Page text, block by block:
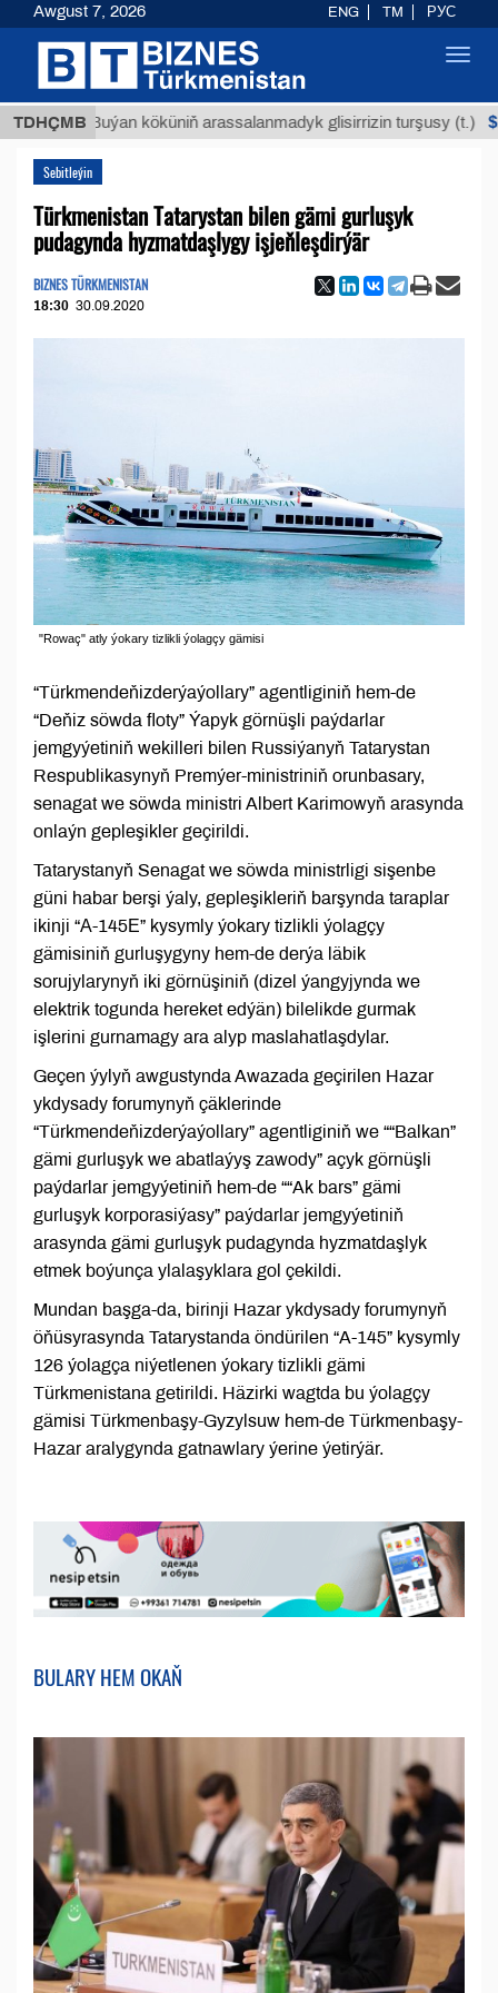
TDHÇMB
Buýan köküniň arassalanmadyk glisirrizin turşusy (t.)
Sebitleýin
Türkmenistan Tatarystan bilen gämi gurluşyk
pudagynda hyzmatdaşlygy işjeňleşdirýär
BIZNES TÜRKMENISTAN
18:30 30.09.2020
"Rowaç" atly ýokary tizlikli ýolagçy gämisi
“Türkmendeňizderýaýollary” agentliginiň hem-de
“Deňiz söwda floty” Ýapyk görnüşli paýdarlar
jemgyýetiniň wekilleri bilen Russiýanyň Tatarystan
Respublikasynyň Premýer-ministriniň orunbasary,
senagat we söwda ministri Albert Karimowyň arasynda
onlaýn gepleşikler geçirildi.
Tatarystanyň Senagat we söwda ministrligi sişenbe
güni habar berşi ýaly, gepleşikleriň barşynda taraplar
ikinji “А-145Е” kysymly ýokary tizlikli ýolagçy
gämisiniň gurluşygyny hem-de derýa läbik
sorujylarynyň iki görnüşiniň (dizel ýangyjynda we
elektrik togunda hereket edýän) bilelikde gurmak
işlerini gurnamagy ara alyp maslahatlaşdylar.
Geçen ýylyň awgustynda Awazada geçirilen Hazar
ykdysady forumynyň çäklerinde
“Türkmendeňizderýaýollary” agentliginiň we ““Balkan”
gämi gurluşyk we abatlaýyş zawody” açyk görnüşli
paýdarlar jemgyýetiniň hem-de ““Ak bars” gämi
gurluşyk korporasiýasy” paýdarlar jemgyýetiniň
arasynda gämi gurluşyk pudagynda hyzmatdaşlyk
etmek boýunça ylalaşyklara gol çekildi.
Mundan başga-da, birinji Hazar ykdysady forumynyň
öňüsyrasynda Tatarystanda öndürilen “A-145” kysymly
126 ýolagça niýetlenen ýokary tizlikli gämi
Türkmenistana getirildi. Häzirki wagtda bu ýolagçy
gämisi Türkmenbaşy-Gyzylsuw hem-de Türkmenbaşy-
Hazar aralygynda gatnawlary ýerine ýetirýär.
BULARY HEM OKAŇ
Awgust 7, 2026 ENG TM РУС